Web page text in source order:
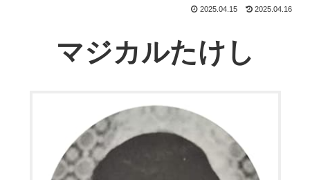
2025.04.15 2025.04.16
マジカルたけし